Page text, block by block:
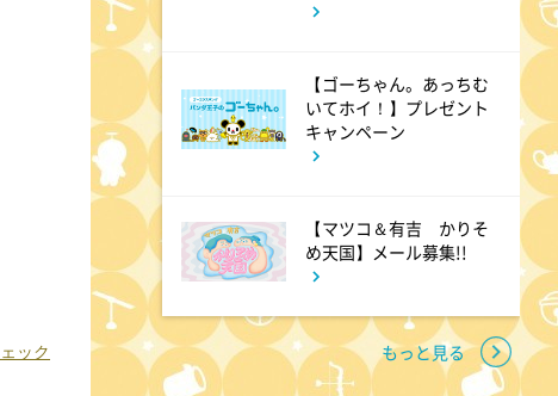
ック
タモリステーション 日本人と
は何なのか!?徹底取材!
10:24
サタデーステーション
私の幸福時間
【ゴーちゃん。あっちむ
いてホイ！】プレゼント
キャンペーン
【マツコ＆有吉 かりそ
め天国】メール募集!!
もっと見る